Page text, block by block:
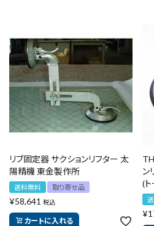
ガイドライン
リブ固定器 サクションリフター 太
陽精機 東金製作所
送料無料 取り寄せ品
¥58,641 税込
カートに入れる
ン
(
¥